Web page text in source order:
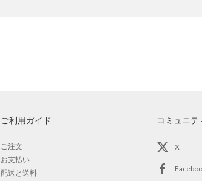
ご利用ガイド
ご注文
お支払い
配送と送料
コミュニテ
X